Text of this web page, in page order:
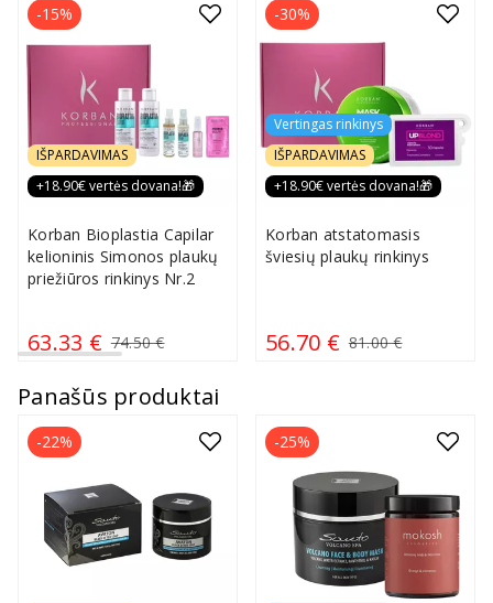
IŠPARDAVIMAS
+18.90€ vertės dovana!🎁
Korban Bioplastia Capilar
kelioninis Simonos plaukų
priežiūros rinkinys Nr.2
63.33 € 74.50 €
-15%
Vertingas rinkinys
IŠPARDAVIMAS
+18.90€ vertės dovana!🎁
Korban atstatomasis
šviesių plaukų rinkinys
56.70 € 81.00 €
-30%
Panašūs produktai
-22% -25%